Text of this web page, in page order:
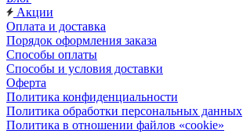
Акции
Оплата и доставка
Порядок оформления заказа
Способы оплаты
Способы и условия доставки
Оферта
Политика конфиденциальности
Политика обработки персональных данных
Политика в отношении файлов «cookie»